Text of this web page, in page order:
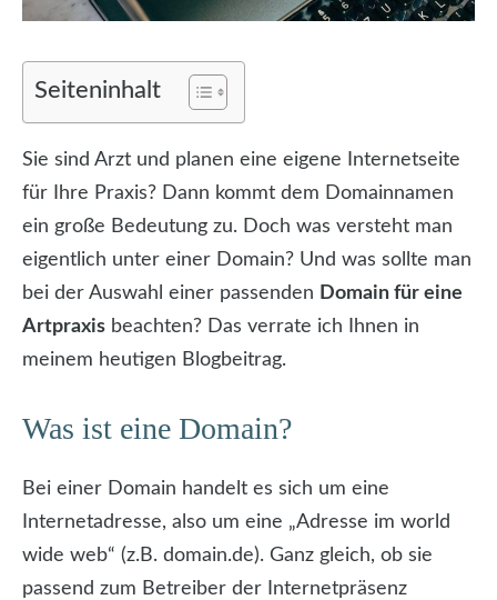
Seiteninhalt
Sie sind Arzt und planen eine eigene Internetseite
für Ihre Praxis? Dann kommt dem Domainnamen
ein große Bedeutung zu. Doch was versteht man
eigentlich unter einer Domain? Und was sollte man
bei der Auswahl einer passenden Domain für eine
Artpraxis beachten? Das verrate ich Ihnen in
meinem heutigen Blogbeitrag.
Was ist eine Domain?
Bei einer Domain handelt es sich um eine
Internetadresse, also um eine „Adresse im world
wide web“ (z.B. domain.de). Ganz gleich, ob sie
passend zum Betreiber der Internetpräsenz